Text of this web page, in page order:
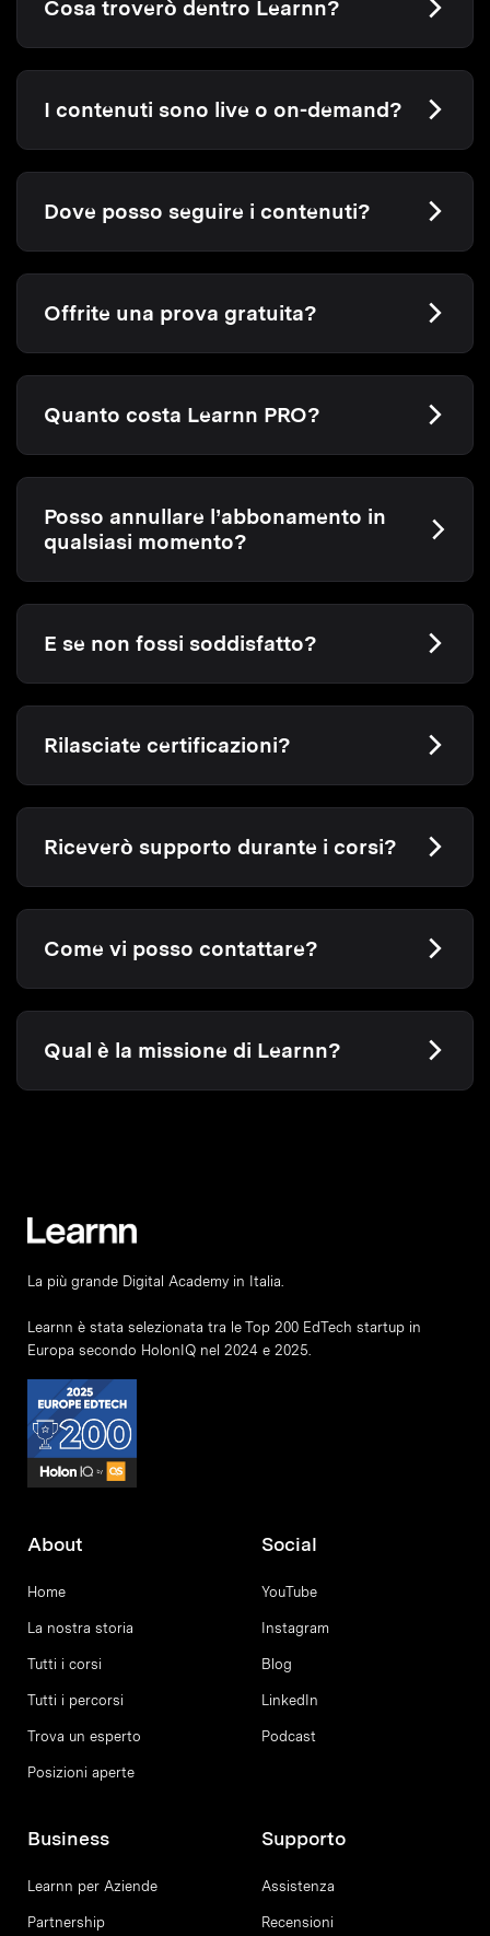
Cosa troverò dentro Learnn?
I contenuti sono live o on-demand?
Dove posso seguire i contenuti?
Offrite una prova gratuita?
Quanto costa Learnn PRO?
Posso annullare l’abbonamento in
qualsiasi momento?
E se non fossi soddisfatto?
Rilasciate certificazioni?
Riceverò supporto durante i corsi?
Come vi posso contattare?
Qual è la missione di Learnn?
La più grande Digital Academy in Italia.
Learnn è stata selezionata tra le Top 200 EdTech startup in
Europa secondo HolonIQ nel 2024 e 2025.
About
Home
La nostra storia
Tutti i corsi
Tutti i percorsi
Trova un esperto
Posizioni aperte
Social
YouTube
Instagram
Blog
LinkedIn
Podcast
Business
Learnn per Aziende
Partnership
Supporto
Assistenza
Recensioni